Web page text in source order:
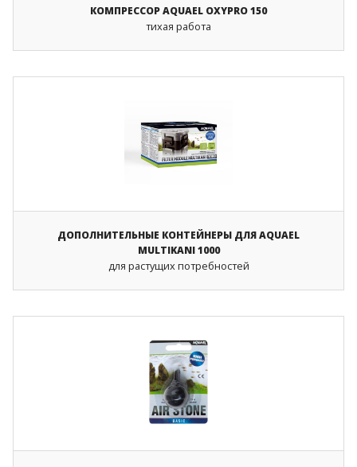
КОМПРЕССОР AQUAEL OXYPRO 150
тихая работа
ДОПОЛНИТЕЛЬНЫЕ КОНТЕЙНЕРЫ ДЛЯ AQUAEL
MULTIKANI 1000
для растущих потребностей